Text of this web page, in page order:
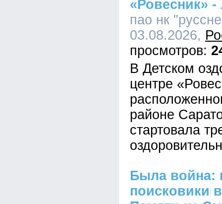
«Ровесник» -
пао нк
03.08.2026,
В Детском
центре
районе
стартовала
Была война:
поисковики